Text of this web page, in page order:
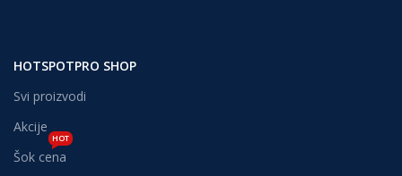
HOTSPOTPRO SHOP
Svi proizvodi
Akcije
Šok cena
HOT